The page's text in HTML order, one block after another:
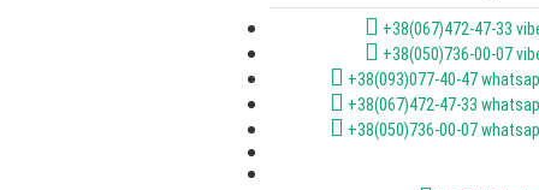
+38(067)472-47-33
+38(050)736-00-07
+38(093)077-40-47
+38(067)472-47-33
+38(050)736-00-07